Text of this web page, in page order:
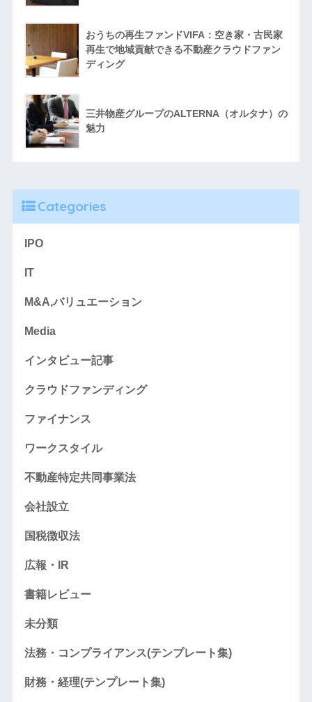
おうちの再生ファンドVIFA：空き家・古民家
再生で地域貢献できる不動産クラウドファン
ディング
三井物産グループのALTERNA（オルタナ）の
魅力
Categories
IPO
IT
M&A,バリュエーション
Media
インタビュー記事
クラウドファンディング
ファイナンス
ワークスタイル
不動産特定共同事業法
会社設立
国税徴収法
広報・IR
書籍レビュー
未分類
法務・コンプライアンス(テンプレート集)
財務・経理(テンプレート集)